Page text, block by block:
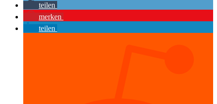
teilen
merken
teilen